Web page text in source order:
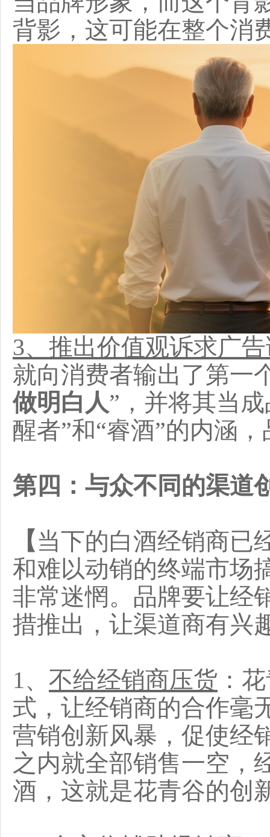
背影，这可能在整个消
3、推出价值观诉求广
就向消费者输出了第一
做明白人”，并将其当
醒者”和“睿酒”的内涵
第四：与众不同的渠道
【 当下的白酒经销商已
和难以动销的终端市场
非常迷惘。品牌要让经
措推出，让渠道商有兴
1、 不给经销商压货 ：
式，让经销商的合作毫
营销创新风暴，促使经
之内就全部销售一空，
酒，这就是花青谷的创